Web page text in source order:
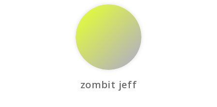
zombit jeff